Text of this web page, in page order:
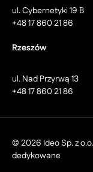
ul. Cybernetyki 19 B
+48 17 860 21 86
Rzeszów
ul. Nad Przyrwą 13
+48 17 860 21 86
© 2026 Ideo Sp. z
dedykowane